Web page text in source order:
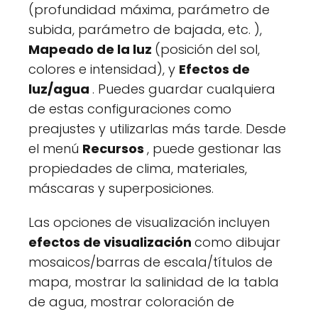
(profundidad máxima, parámetro de
subida, parámetro de bajada, etc. ),
Mapeado de la luz (posición del sol,
colores e intensidad), y Efectos de
luz/agua . Puedes guardar cualquiera
de estas configuraciones como
preajustes y utilizarlas más tarde. Desde
el menú Recursos , puede gestionar las
propiedades de clima, materiales,
máscaras y superposiciones.
Las opciones de visualización incluyen
efectos de visualización como dibujar
mosaicos/barras de escala/títulos de
mapa, mostrar la salinidad de la tabla
de agua, mostrar coloración de